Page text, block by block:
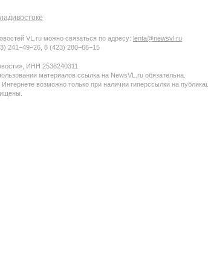
VL.ru можно связаться по адресу: lenta@newsvl.ru
241−49−26, 8 (423) 280−66−15
ИНН 2536240311
материалов ссылка на NewsVL.ru обязательна.
возможно только при наличии гиперссылки на